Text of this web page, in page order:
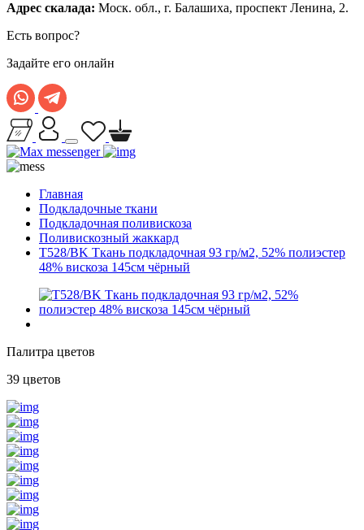
Адрес скалада: Моск. обл., г. Балашиха, проспект Ленина, 2.
Есть вопрос?
Задайте его онлайн
Главная
Подкладочные ткани
Подкладочная поливискоза
Поливискозный жаккард
T528/BK Ткань подкладочная 93 гр/м2, 52% полиэстер
48% вискоза 145см чёрный
Палитра цветов
39 цветов